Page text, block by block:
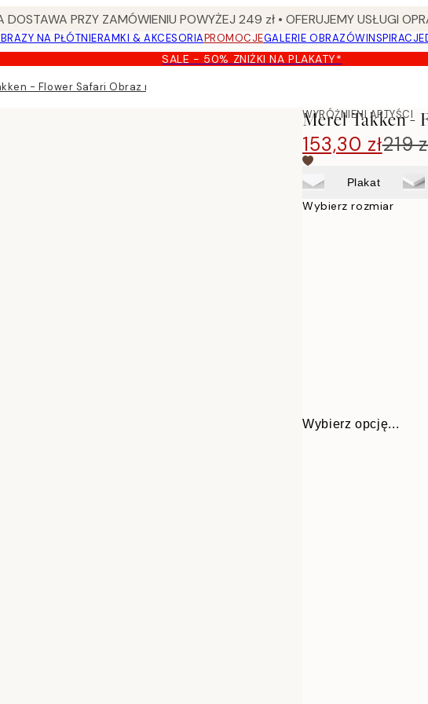
DOSTAWA PRZY ZAMÓWIENIU POWYŻEJ 249 zł • OFERUJEMY USŁUGI
NA PŁÓTNIERAMKI & AKCESORIAPROMOCJEGALERIE OBRAZÓWINSPIRACJE
SALE - 50% ZNIŻKI NA PLAKATY*
- Flower Safari Obraz na płótnie
WYRÓŻNIENI ARTYŚCI
Merel Takken -
153,30 zł219
Plakat
Wybierz rozmiar
Wybierz opcję...